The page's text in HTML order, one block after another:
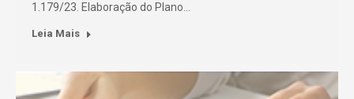
1.179/23. Elaboração do Plano…
Leia Mais